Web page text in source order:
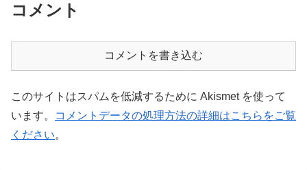
コメント
コメントを書き込む
このサイトはスパムを低減するために Akismet を使って
います。
コメントデータの処理方法の詳細はこちらをご覧
ください。